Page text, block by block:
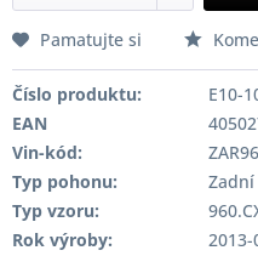
Pamatujte si
Číslo produktu:
E10-
EAN
Vin-kód:
Typ pohonu:
Typ vzoru:
Rok výroby:
2013-